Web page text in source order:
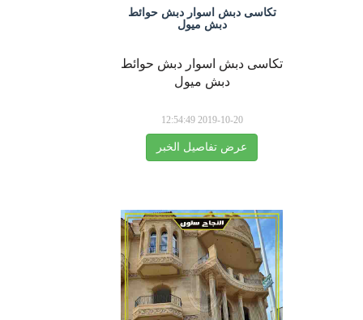
تكاسى دبش اسوار دبش حوائط
دبش ميول
تكاسى دبش اسوار دبش حوائط
دبش ميول
2019-10-20 12:54:49
عرض تفاصيل الخبر